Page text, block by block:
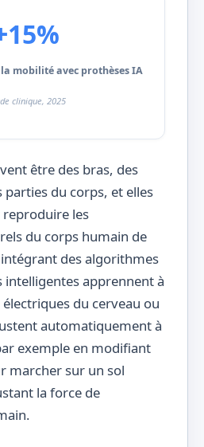
mobilité avec prothèses IA
clinique, 2025
être des bras, des
parties du corps, et elles
les
du corps humain de
des algorithmes
intelligentes apprennent à
du cerveau ou
automatiquement à
exemple en modifiant
marcher sur un sol
la force de